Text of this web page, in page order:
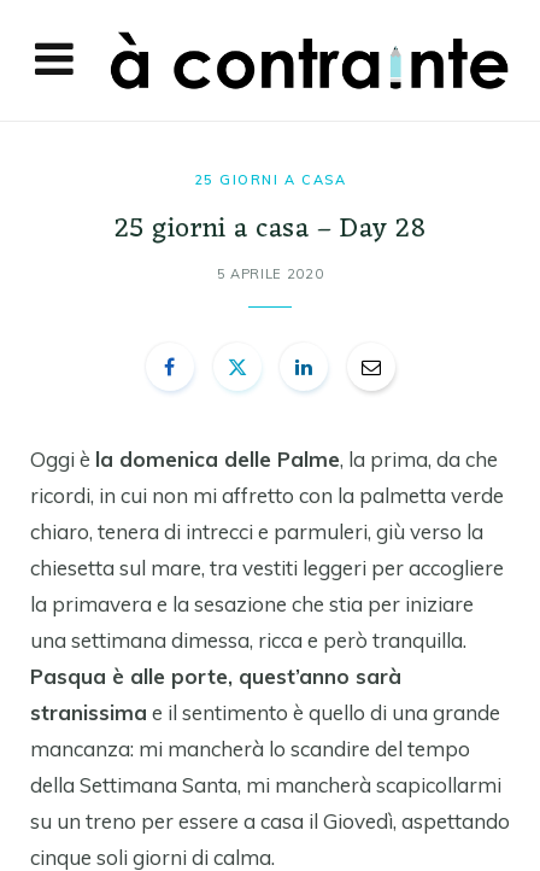
25 GIORNI A CASA
25 giorni a casa – Day 28
5 APRILE 2020
Oggi è la domenica delle Palme, la prima, da che
ricordi, in cui non mi affretto con la palmetta verde
chiaro, tenera di intrecci e parmuleri, giù verso la
chiesetta sul mare, tra vestiti leggeri per accogliere
la primavera e la sesazione che stia per iniziare
una settimana dimessa, ricca e però tranquilla.
Pasqua è alle porte, quest’anno sarà
stranissima e il sentimento è quello di una grande
mancanza: mi mancherà lo scandire del tempo
della Settimana Santa, mi mancherà scapicollarmi
su un treno per essere a casa il Giovedì, aspettando
cinque soli giorni di calma.